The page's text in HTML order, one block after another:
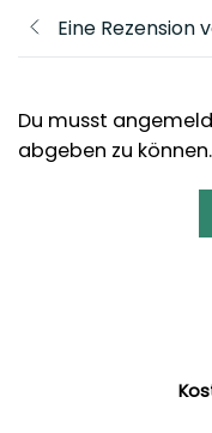
Eine Rezension
Du musst
abgeben zu können.